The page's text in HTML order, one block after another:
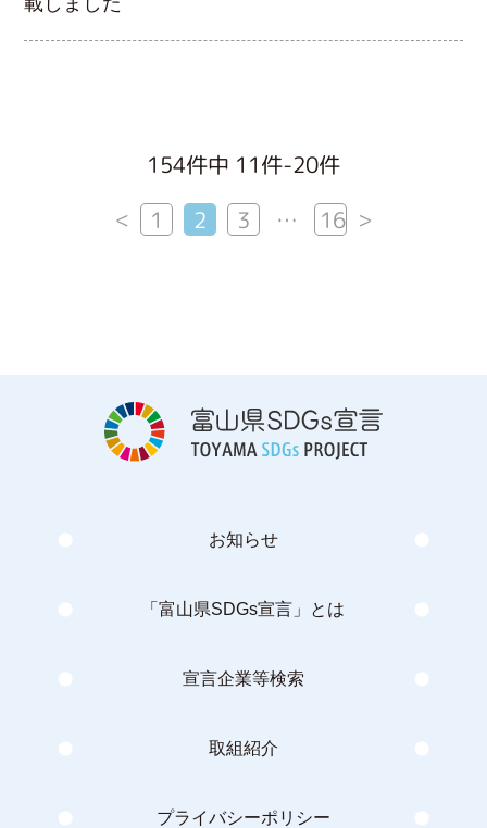
154件中 11件-20件
< 1 2 3 … 16 >
お知らせ
「富山県SDGs宣言」とは
宣言企業等検索
取組紹介
プライバシーポリシー